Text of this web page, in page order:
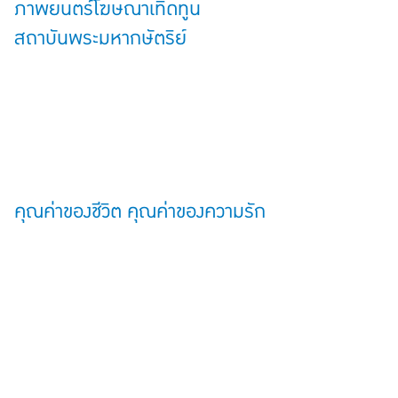
ภาพยนตร์โฆษณาเทิดทูน
สถาบันพระมหากษัตริย์
คุณค่าของชีวิต คุณค่าของความรัก